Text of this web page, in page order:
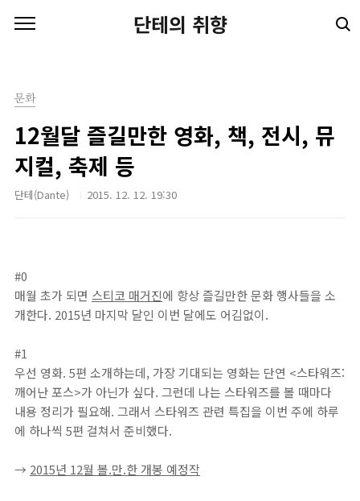
단테의 취향
문화
12월달 즐길만한 영화, 책, 전시, 뮤
지컬, 축제 등
단테(Dante) 2015. 12. 12. 19:30
#0
매월 초가 되면 스티코 매거진에 항상 즐길만한 문화 행사들을 소
개한다. 2015년 마지막 달인 이번 달에도 어김없이.
#1
우선 영화. 5편 소개하는데, 가장 기대되는 영화는 단연 <스타워즈:
깨어난 포스>가 아닌가 싶다. 그런데 나는 스타워즈를 볼 때마다
내용 정리가 필요해. 그래서 스타워즈 관련 특집을 이번 주에 하루
에 하나씩 5편 걸쳐서 준비했다.
→ 2015년 12월 볼.만.한 개봉 예정작